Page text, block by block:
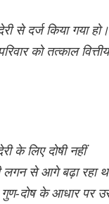
से दर्ज किया गया हो।
को तत्काल वित्तीय
के लिए दोषी नहीं
लगन से आगे बढ़ा रहा
गुण-दोष के आधार पर